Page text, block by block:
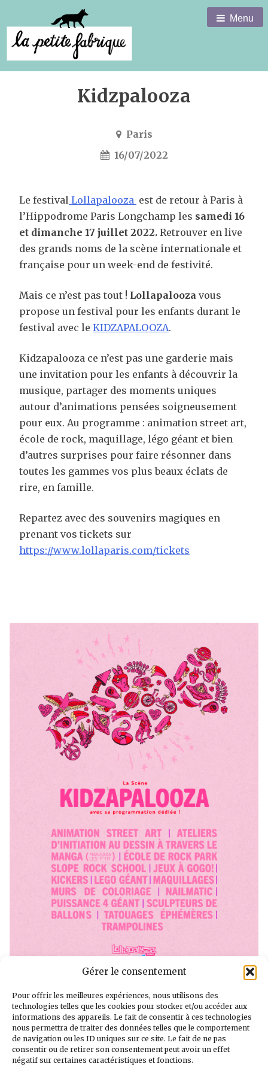
Gérer le consentement
Pour offrir les meilleures expériences, nous utilisons des
technologies telles que les cookies pour stocker et/ou accéder aux
informations des appareils. Le fait de consentir à ces technologies
nous permettra de traiter des données telles que le comportement
de navigation ou les ID uniques sur ce site. Le fait de ne pas
consentir ou de retirer son consentement peut avoir un effet
négatif sur certaines caractéristiques et fonctions.
Menu
Kidzpalooza
Paris
16/07/2022
Le festival Lollapalooza est de retour à Paris à
l’Hippodrome Paris Longchamp les samedi 16
et dimanche 17 juillet 2022. Retrouver en live
des grands noms de la scène internationale et
française pour un week-end de festivité.
Mais ce n’est pas tout ! Lollapalooza vous
propose un festival pour les enfants durant le
festival avec le KIDZAPALOOZA.
Kidzapalooza ce n’est pas une garderie mais
une invitation pour les enfants à découvrir la
musique, partager des moments uniques
autour d’animations pensées soigneusement
pour eux. Au programme : animation street art,
école de rock, maquillage, légo géant et bien
d’autres surprises pour faire résonner dans
toutes les gammes vos plus beaux éclats de
rire, en famille.
Repartez avec des souvenirs magiques en
prenant vos tickets sur
https://www.lollaparis.com/tickets